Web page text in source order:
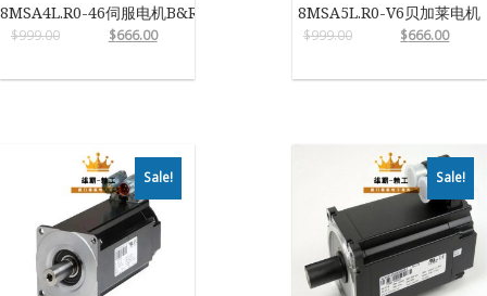
8MSA4L.R0-46伺服电机B&R
$999.00 $666.00
8MSA5L.R0-V6贝加莱电机
$999.00 $666.00
Sale! Sale!